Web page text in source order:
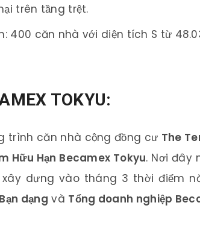
trên tầng trệt.
400 căn nhà với diện tích S từ
TOKYU:
trình căn nhà cộng đồng cư The
Hữu Hạn Becamex Tokyu. Nơi đây
dựng vào tháng 3 thời điểm
dạng và Tổng doanh nghiệp